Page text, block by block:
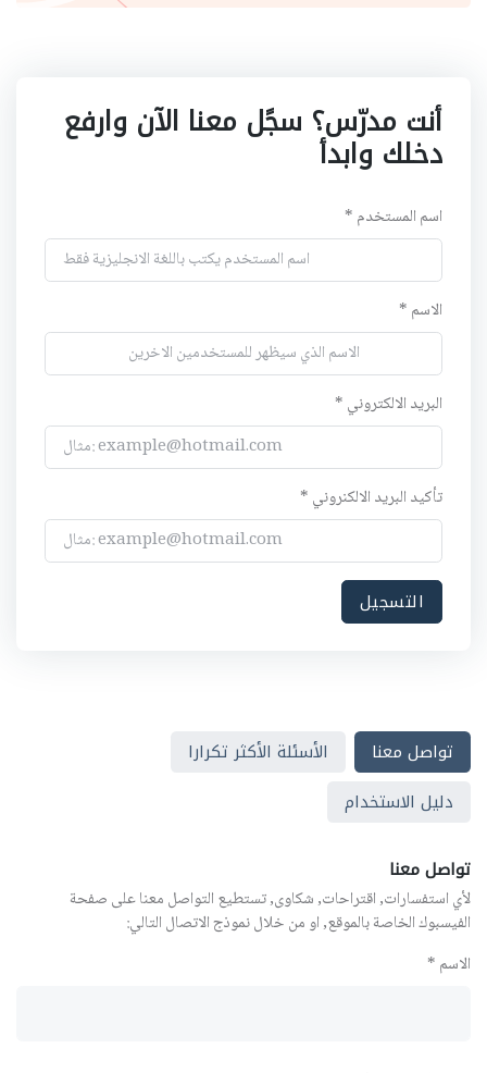
أنت مدرّس؟ سجًل معنا الآن وارفع
دخلك وابدأ
اسم المستخدم *
الاسم *
البريد الالكتروني *
تأكيد البريد الالكنروني *
تواصل معنا
الأسئلة الأكثر تكرارا
دليل الاستخدام
تواصل معنا
لأي استفسارات, اقتراحات, شكاوى, تستطيع التواصل معنا على صفحة
الفيسبوك الخاصة بالموقع, او من خلال نموذج الاتصال التالي:
الاسم *